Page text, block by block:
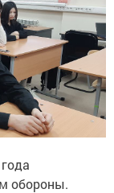
обороны.